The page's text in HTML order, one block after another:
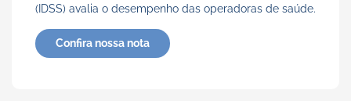
(IDSS) avalia o desempenho das operadoras de saúde.
Confira nossa nota